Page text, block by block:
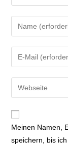
Meinen Namen,
speichern, bis